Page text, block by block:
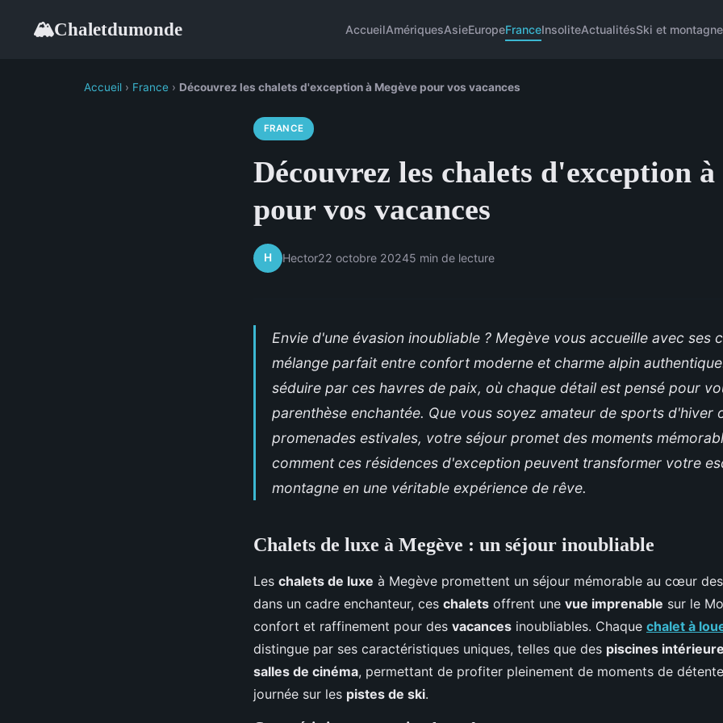
🏔Chaletdumonde AccueilAmériquesAsieEuropeFranceInsoliteActualitésSki et montagne
Accueil › France › Découvrez les chalets d'exception à Megève pour vos vacances
FRANCE
Découvrez les chalets d'exception à
pour vos vacances
H Hector22 octobre 20245 min de lecture
Envie d'une évasion inoubliable ? Megève vous accueille avec ses
mélange parfait entre confort moderne et charme alpin
séduire par ces havres de paix, où chaque détail est pensé pour
parenthèse enchantée. Que vous soyez amateur de sports d'hiver
promenades estivales, votre séjour promet des moments
comment ces résidences d'exception peuvent transformer votre
montagne en une véritable expérience de rêve.
Chalets de luxe à Megève : un séjour inoubliable
Les chalets de luxe à Megève promettent un séjour mémorable au cœur
dans un cadre enchanteur, ces chalets offrent une vue imprenable sur le
confort et raffinement pour des vacances inoubliables. Chaque chalet à
distingue par ses caractéristiques uniques, telles que des piscines
salles de cinéma, permettant de profiter pleinement de moments de
journée sur les pistes de ski.